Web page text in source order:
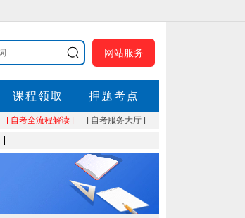
网站服务
课程领取 押题考点
| 自考全流程解读 | | 自考服务大厅 |